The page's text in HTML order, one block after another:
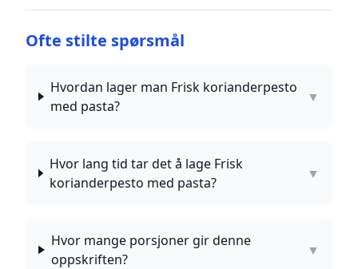
Ofte stilte spørsmål
Hvordan lager man Frisk korianderpesto
med pasta?
▼
Hvor lang tid tar det å lage Frisk
korianderpesto med pasta?
▼
Hvor mange porsjoner gir denne
oppskriften?
▼